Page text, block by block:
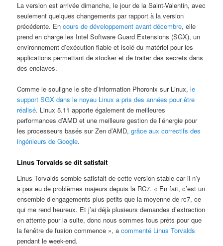
La version est arrivée dimanche, le jour de la Saint-Valentin, avec
seulement quelques changements par rapport à la version
précédente. Encours de développement avant décembre, elle
prend en charge les Intel Software Guard Extensions (SGX), un
environnement d’exécution fiable et isolé du matériel pour les
applications permettant de stocker et de traiter des secrets dans
des enclaves.
Comme le souligne le site d’information Phoronix sur Linux,le
support SGX dans le noyau Linux a pris des années pour être
réalisé. Linux 5.11 apporte également de meilleures
performances d’AMD et une meilleure gestion de l’énergie pour
les processeurs basés sur Zen d’AMD,grâce aux correctifs des
ingénieurs de Google.
Linus Torvalds se dit satisfait
Linus Torvalds semble satisfait de cette version stable car il n’y
a pas eu de problèmes majeurs depuis la RC7. « En fait, c’est un
ensemble d’engagements plus petits que la moyenne de rc7, ce
qui me rend heureux. Et j’ai déjà plusieurs demandes d’extraction
en attente pour la suite, donc nous sommes tous prêts pour que
la fenêtre de fusion commence », acommenté Linus Torvalds
pendant le week-end.